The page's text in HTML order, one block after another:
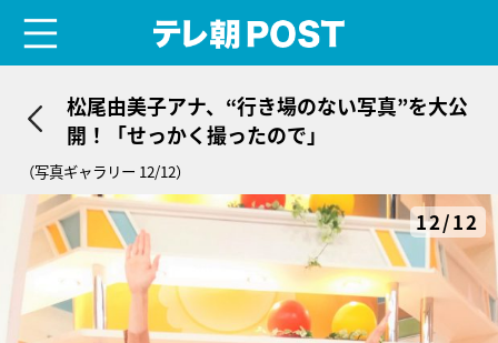
松尾由美子アナ、“行き場のない写真”を大公
開！「せっかく撮ったので」
（写真ギャラリー 12/12）
12/12